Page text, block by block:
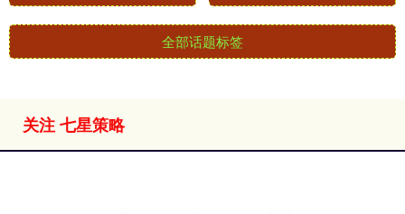
全部话题标签
关注 七星策略